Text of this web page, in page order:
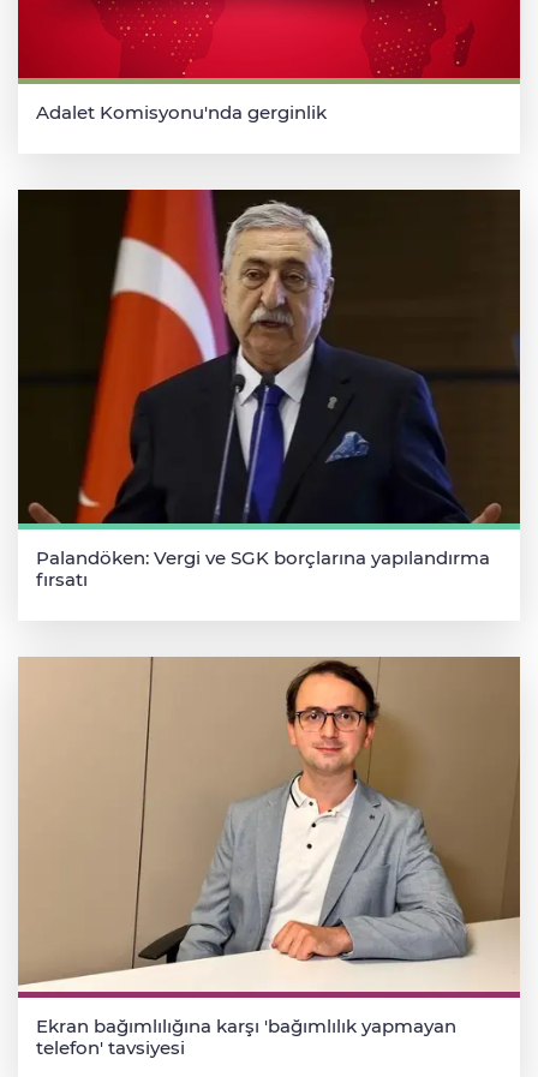
Adalet Komisyonu'nda gerginlik
Palandöken: Vergi ve SGK borçlarına yapılandırma
fırsatı
Ekran bağımlılığına karşı 'bağımlılık yapmayan
telefon' tavsiyesi